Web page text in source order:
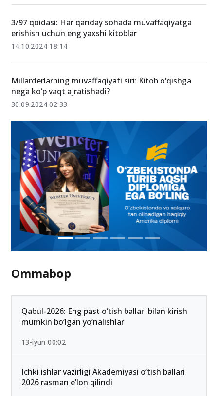
3/97 qoidasi: Har qanday sohada muvaffaqiyatga
erishish uchun eng yaxshi kitoblar
14.10.2024 18:14
Millarderlarning muvaffaqiyati siri: Kitob o‘qishga
nega ko‘p vaqt ajratishadi?
30.09.2024 02:33
Ommabop
Qabul-2026: Eng past o‘tish ballari bilan kirish
mumkin bo‘lgan yo‘nalishlar
13-iyun 00:02
Ichki ishlar vazirligi Akademiyasi o‘tish ballari
2026 rasman e’lon qilindi